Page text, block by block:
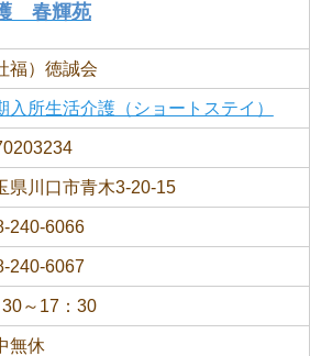
春輝苑
福）徳誠会
入所生活介護（ショートステイ）
県川口市青木3-20-15
240-6066
240-6067
～17：30
無休